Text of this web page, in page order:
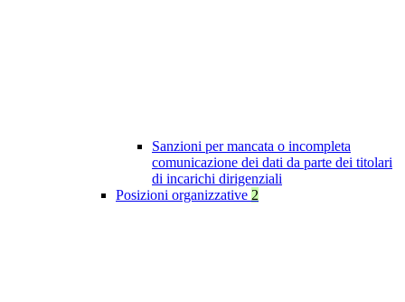
Sanzioni per mancata o incompleta
comunicazione dei dati da parte dei titolari
di incarichi dirigenziali
Posizioni organizzative 2